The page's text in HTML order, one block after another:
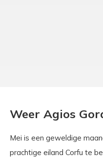
Weer Agios
Mei is een geweldige
prachtige eiland Corfu te